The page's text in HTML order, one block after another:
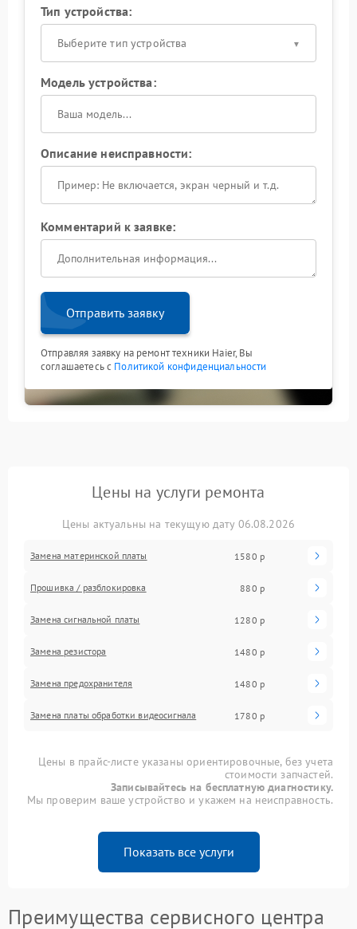
Тип устройства:
Выберите тип устройства
Модель устройства:
Описание неисправности:
Комментарий к заявке:
Отправить заявку
Отправляя заявку на ремонт техники Haier, Вы
соглашаетесь с Политикой конфиденциальности
Цены на услуги ремонта
Цены актуальны на текущую дату 06.08.2026
Замена материнской платы 1580 р
Прошивка / разблокировка 880 р
Замена сигнальной платы 1280 р
Замена резистора 1480 р
Замена предохранителя 1480 р
Замена платы обработки видеосигнала 1780 р
Цены в прайс-листе указаны ориентировочные, без учета
стоимости запчастей.
Записывайтесь на бесплатную диагностику.
Мы проверим ваше устройство и укажем на неисправность.
Показать все услуги
Преимущества сервисного центра